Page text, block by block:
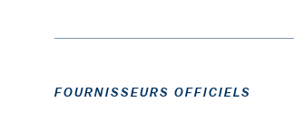
FOURNISSEURS OFFICIELS